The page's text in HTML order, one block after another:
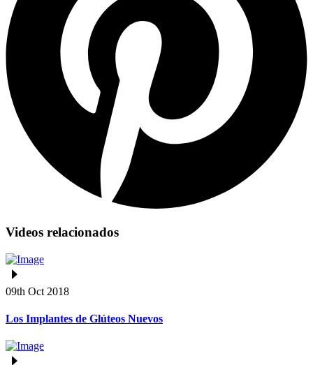
Videos relacionados
09th Oct 2018
Los Implantes de Glúteos Nuevos